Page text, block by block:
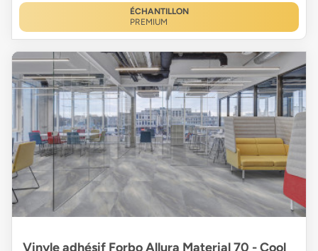
ÉCHANTILLON
PREMIUM
Vinyle adhésif Forbo Allura Material 70 - Cool